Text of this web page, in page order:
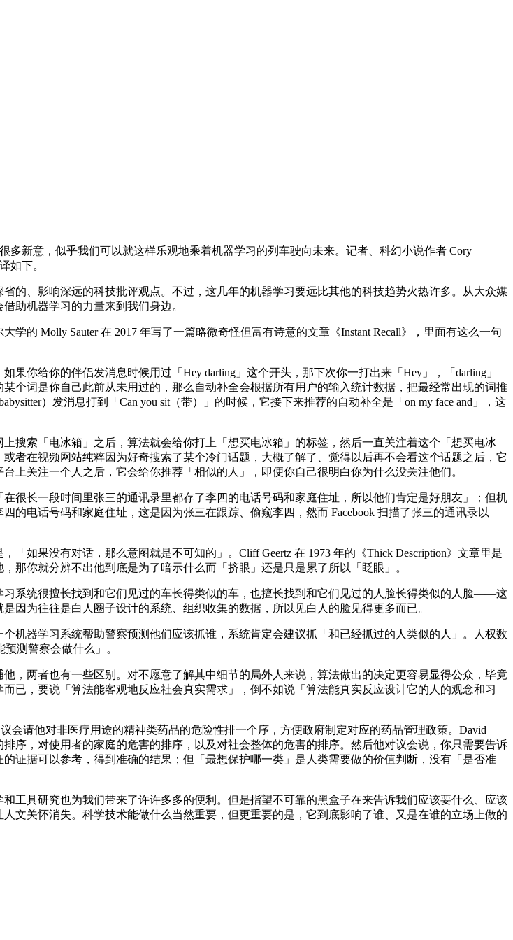
意，似乎我们可以就这样乐观地乘着机器学习的列车驶向未来。记者、科幻小说作者 Cory
如下。
、影响深远的科技批评观点。不过，这几年的机器学习要远比其他的科技趋势火热许多。从大众媒
助机器学习的力量来到我们身边。
Molly Sauter 在 2017 年写了一篇略微奇怪但富有诗意的文章《Instant Recall》，里面有这么一句
给你的伴侣发消息时候用过「Hey darling」这个开头，那下次你一打出来「Hey」，「darling」
个词是你自己此前从未用过的，那么自动补全会根据所有用户的输入统计数据，把最经常出现的词推
）发消息打到「Can you sit（带）」的时候，它接下来推荐的自动补全是「on my face and」，这
索「电冰箱」之后，算法就会给你打上「想买电冰箱」的标签，然后一直关注着这个「想买电冰
者在视频网站纯粹因为好奇搜索了某个冷门话题，大概了解了、觉得以后再不会看这个话题之后，它
关注一个人之后，它会给你推荐「相似的人」，即便你自己很明白你为什么没关注他们。
长一段时间里张三的通讯录里都存了李四的电话号码和家庭住址，所以他们肯定是好朋友」；但机
电话号码和家庭住址，这是因为张三在跟踪、偷窥李四，然而 Facebook 扫描了张三的通讯录以
果没有对话，那么意图就是不可知的」。Cliff Geertz 在 1973 年的《Thick Description》文章里是
那你就分辨不出他到底是为了暗示什么而「挤眼」还是只是累了所以「眨眼」。
统很擅长找到和它们见过的车长得类似的车，也擅长找到和它们见过的人脸长得类似的人脸——这
因为往往是白人圈子设计的系统、组织收集的数据，所以见白人的脸见得更多而已。
器学习系统帮助警察预测他们应该抓谁，系统肯定会建议抓「和已经抓过的人类似的人」。人权数
测警察会做什么」。
两者也有一些区别。对不愿意了解其中细节的局外人来说，算法做出的决定更容易显得公众，毕竟
已，要说「算法能客观地反应社会真实需求」，倒不如说「算法能真实反应设计它的人的观念和习
请他对非医疗用途的精神类药品的危险性排一个序，方便政府制定对应的药品管理政策。David
序，对使用者的家庭的危害的排序，以及对社会整体的危害的排序。然后他对议会说，你只需要告诉
证据可以参考，得到准确的结果；但「最想保护哪一类」是人类需要做的价值判断，没有「是否准
具研究也为我们带来了许许多多的便利。但是指望不可靠的黑盒子在来告诉我们应该要什么、应该
文关怀消失。科学技术能做什么当然重要，但更重要的是，它到底影响了谁、又是在谁的立场上做的